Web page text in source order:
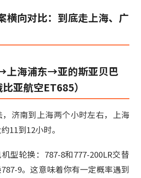
横向对比：到底走上海、广
上海浦东→亚的斯亚贝巴
亚航空ET685）
济南到上海两个小时左右，上海
11到12小时。
型轮换：787-8和777-200LR交替
9。这意味着你有一定概率遇到